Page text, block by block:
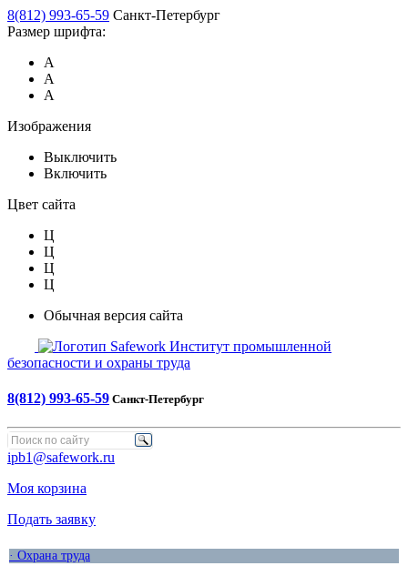
8(812) 993-65-59 Санкт-Петербург
Размер шрифта:
А
А
А
Изображения
Выключить
Включить
Цвет сайта
Ц
Ц
Ц
Ц
Обычная версия сайта
Safework Институт промышленной
безопасности и охраны труда
8(812) 993-65-59 Санкт-Петербург
ipb1@safework.ru
Моя корзина
Подать заявку
· Охрана труда